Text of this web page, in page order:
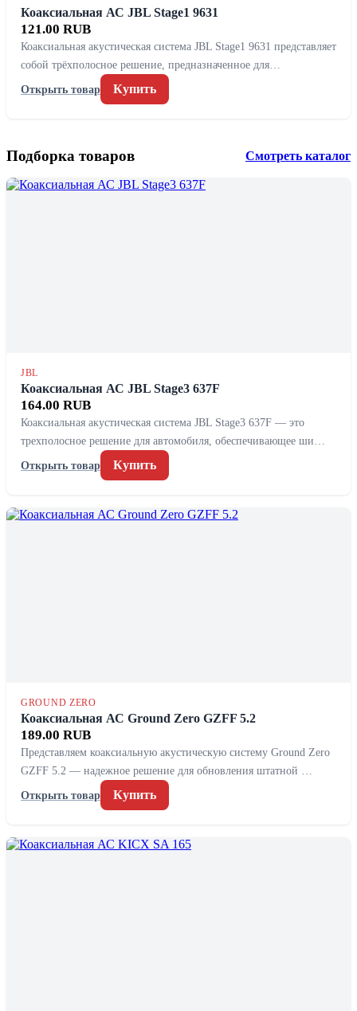
Коаксиальная АС JBL Stage1 9631
121.00 RUB
Коаксиальная акустическая система JBL Stage1 9631 представляет
собой трёхполосное решение, предназначенное для…
Открыть товар
Купить
Подборка товаров Смотреть каталог
JBL
Коаксиальная АС JBL Stage3 637F
164.00 RUB
Коаксиальная акустическая система JBL Stage3 637F — это
трехполосное решение для автомобиля, обеспечивающее ши…
Открыть товар
Купить
GROUND ZERO
Коаксиальная АС Ground Zero GZFF 5.2
189.00 RUB
Представляем коаксиальную акустическую систему Ground Zero
GZFF 5.2 — надежное решение для обновления штатной …
Открыть товар
Купить